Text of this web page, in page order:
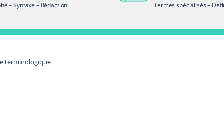
– Syntaxe – Rédaction Termes spécialisés –
terminologique